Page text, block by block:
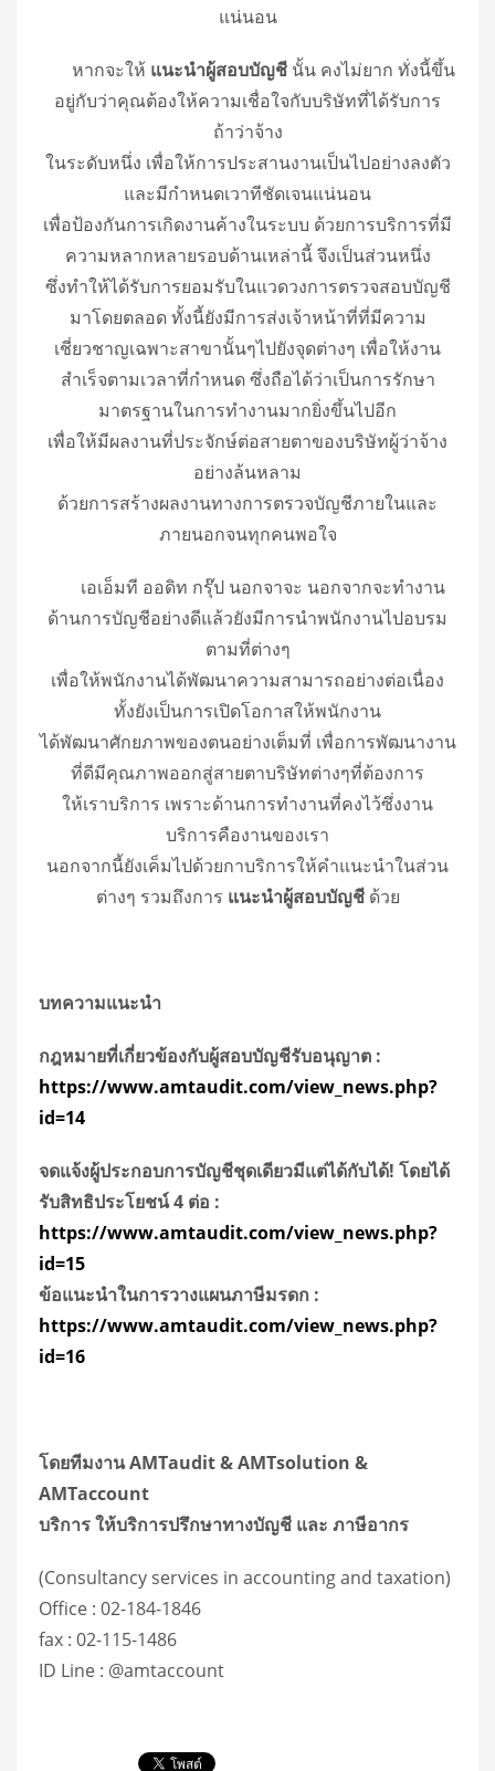
แน่นอน
หากจะให้ แนะนำผู้สอบบัญชี นั้น คงไม่ยาก ทั่งนี้ขึ้น
อยู่กับว่าคุณต้องให้ความเชื่อใจกับบริษัทที่ได้รับการ
ถ้าว่าจ้าง
ในระดับหนึ่ง เพื่อให้การประสานงานเป็นไปอย่างลงตัว
และมีกำหนดเวาทีชัดเจนแน่นอน
เพื่อป้องกันการเกิดงานค้างในระบบ ด้วยการบริการที่มี
ความหลากหลายรอบด้านเหล่านี้ จึงเป็นส่วนหนึ่ง
ซึ่งทำให้ได้รับการยอมรับในแวดวงการตรวจสอบบัญชี
มาโดยตลอด ทั้งนี้ยังมีการส่งเจ้าหน้าที่ที่มีความ
เชี่ยวชาญเฉพาะสาขานั้นๆไปยังจุดต่างๆ เพื่อให้งาน
สำเร็จตามเวลาที่กำหนด ซึ่งถือได้ว่าเป็นการรักษา
มาตรฐานในการทำงานมากยิ่งขึ้นไปอีก
เพื่อให้มีผลงานที่ประจักษ์ต่อสายตาของบริษัทผู้ว่าจ้าง
อย่างล้นหลาม
ด้วยการสร้างผลงานทางการตรวจบัญชีภายในและ
ภายนอกจนทุกคนพอใจ
เอเอ็มที ออดิท กรุ๊ป นอกจาจะ นอกจากจะทำงาน
ด้านการบัญชีอย่างดีแล้วยังมีการนำพนักงานไปอบรม
ตามที่ต่างๆ
เพื่อให้พนักงานได้พัฒนาความสามารถอย่างต่อเนื่อง
ทั้งยังเป็นการเปิดโอกาสให้พนักงาน
ได้พัฒนาศักยภาพของตนอย่างเต็มที่ เพื่อการพัฒนางาน
ที่ดีมีคุณภาพออกสู่สายตาบริษัทต่างๆที่ต้องการ
ให้เราบริการ เพราะด้านการทำงานที่คงไว้ซึ่งงาน
บริการคืองานของเรา
นอกจากนี้ยังเค็มไปด้วยกาบริการให้คำแนะนำในส่วน
ต่างๆ รวมถึงการ แนะนำผู้สอบบัญชี ด้วย
บทความแนะนำ
กฎหมายที่เกี่ยวข้องกับผู้สอบบัญชีรับอนุญาต :
https://www.amtaudit.com/view_news.php?
id=14
จดแจ้งผู้ประกอบการบัญชีชุดเดียวมีแต่ได้กับได้! โดยได้
รับสิทธิประโยชน์ 4 ต่อ :
https://www.amtaudit.com/view_news.php?
id=15
ข้อแนะนำในการวางแผนภาษีมรดก :
https://www.amtaudit.com/view_news.php?
id=16
โดยทีมงานAMTaudit & AMTsolution &
AMTaccount
บริการ ให้บริการปรึกษาทางบัญชี และ ภาษีอากร
(Consultancy services in accounting and taxation)
Office : 02-184-1846
fax : 02-115-1486
ID Line : @amtaccount